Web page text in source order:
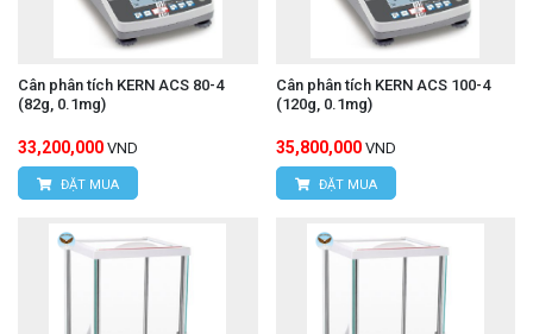
Cân phân tích KERN ACS 80-4
(82g, 0.1mg)
33,200,000 VND
ĐẶT MUA
Cân phân tích KERN ACS 100-4
(120g, 0.1mg)
35,800,000 VND
ĐẶT MUA